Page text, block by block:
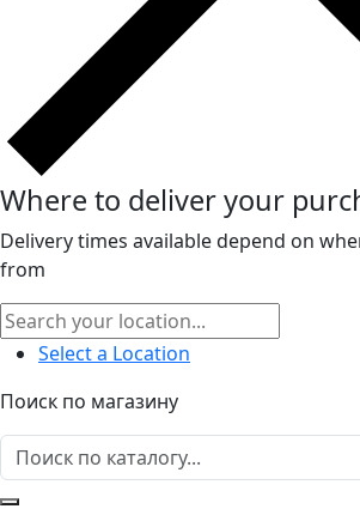
Where to deliver your
Delivery times available depend on
from
Select a Location
Поиск по магазину